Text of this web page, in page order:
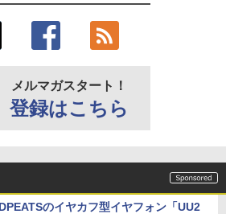
メルマガスタート！
登録はこちら
のイヤカフ型イヤフォン「UU2